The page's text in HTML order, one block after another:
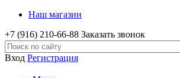
Наш магазин
+7 (916) 210-66-88 Заказать звонок
Вход Регистрация